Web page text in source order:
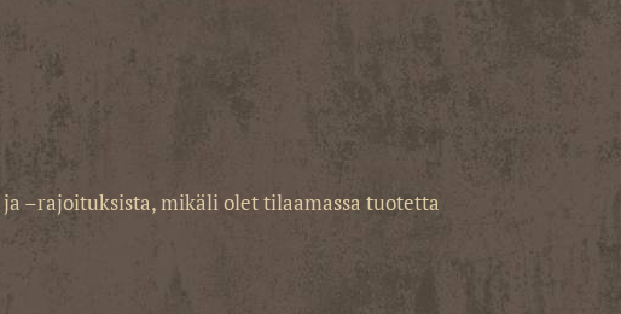
–rajoituksista, mikäli olet tilaamassa tuotetta